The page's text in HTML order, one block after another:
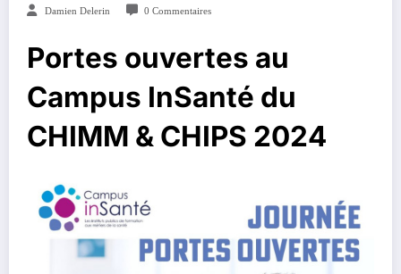
Damien Delerin 0 Commentaires
Portes ouvertes au
Campus InSanté du
CHIMM & CHIPS 2024